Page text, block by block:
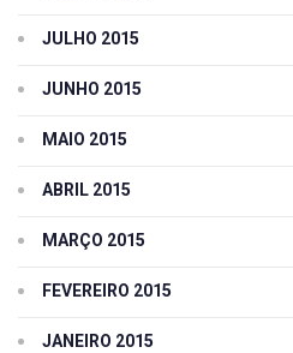
JULHO 2015
JUNHO 2015
MAIO 2015
ABRIL 2015
MARÇO 2015
FEVEREIRO 2015
JANEIRO 2015